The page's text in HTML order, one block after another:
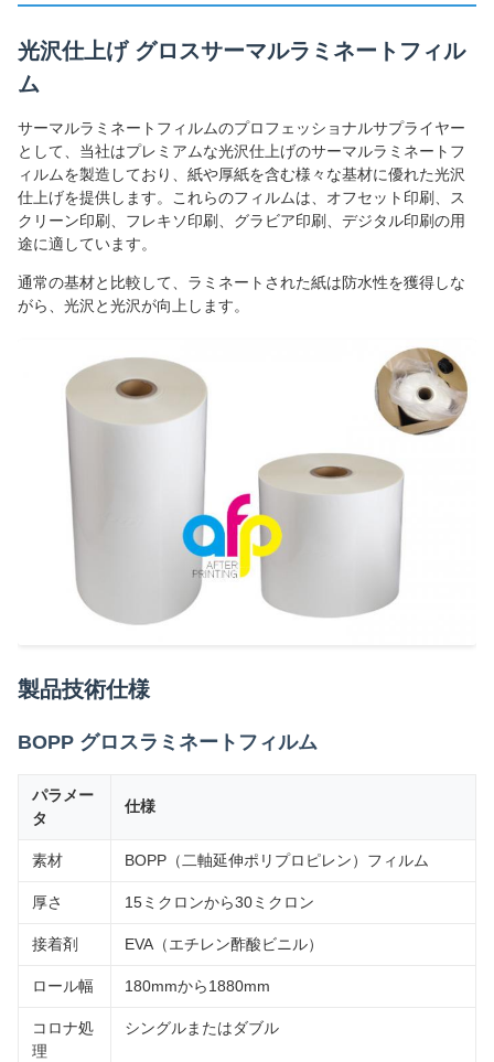
光沢仕上げ グロスサーマルラミネートフィル
ム
サーマルラミネートフィルムのプロフェッショナルサプライヤー
として、当社はプレミアムな光沢仕上げのサーマルラミネートフ
ィルムを製造しており、紙や厚紙を含む様々な基材に優れた光沢
仕上げを提供します。これらのフィルムは、オフセット印刷、ス
クリーン印刷、フレキソ印刷、グラビア印刷、デジタル印刷の用
途に適しています。
通常の基材と比較して、ラミネートされた紙は防水性を獲得しな
がら、光沢と光沢が向上します。
製品技術仕様
BOPP グロスラミネートフィルム
パラメー
タ
仕様
素材 BOPP（二軸延伸ポリプロピレン）フィルム
厚さ 15ミクロンから30ミクロン
接着剤 EVA（エチレン酢酸ビニル）
ロール幅 180mmから1880mm
コロナ処
理
シングルまたはダブル